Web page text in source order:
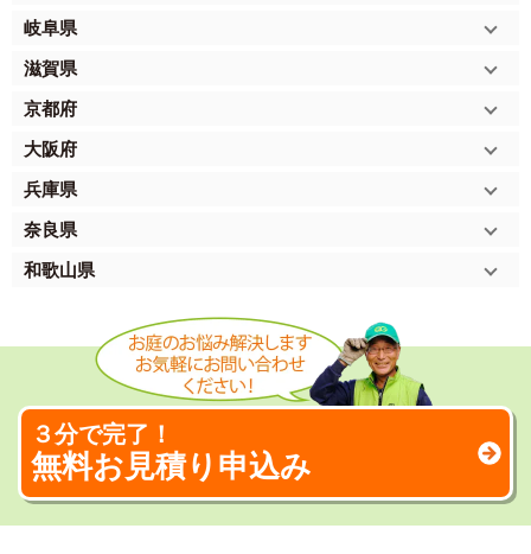
岐阜県
滋賀県
京都府
大阪府
兵庫県
奈良県
和歌山県
３分で完了！
無料お見積り申込み